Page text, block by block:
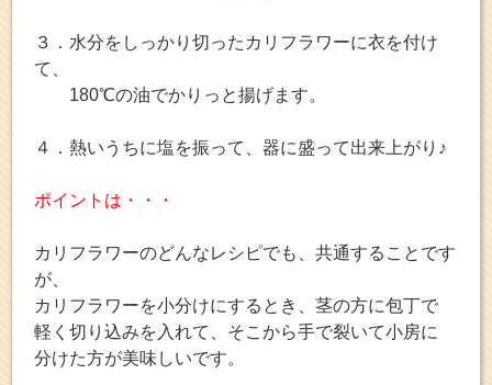
３．水分をしっかり切ったカリフラワーに衣を付け
て、
180℃の油でかりっと揚げます。
４．熱いうちに塩を振って、器に盛って出来上がり♪
ポイントは・・・
カリフラワーのどんなレシピでも、共通することです
が、
カリフラワーを小分けにするとき、茎の方に包丁で
軽く切り込みを入れて、そこから手で裂いて小房に
分けた方が美味しいです。